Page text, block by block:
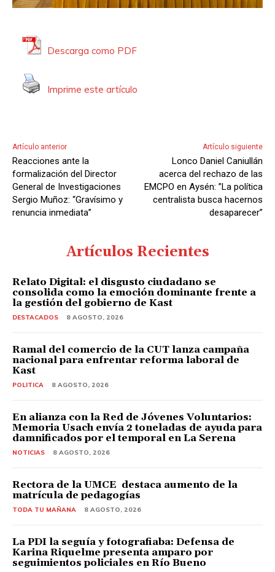
Descarga como PDF
Imprime este artículo
Artículo anterior
Reacciones ante la
formalización del Director
General de Investigaciones
Sergio Muñoz: “Gravísimo y
renuncia inmediata”
Artículo siguiente
Lonco Daniel Caniullán
acerca del rechazo de las
EMCPO en Aysén: ”La política
centralista busca hacernos
desaparecer”
Artículos Recientes
Relato Digital: el disgusto ciudadano se
consolida como la emoción dominante frente a
la gestión del gobierno de Kast
DESTACADOS 8 AGOSTO, 2026
Ramal del comercio de la CUT lanza campaña
nacional para enfrentar reforma laboral de
Kast
POLITICA 8 AGOSTO, 2026
En alianza con la Red de Jóvenes Voluntarios:
Memoria Usach envía 2 toneladas de ayuda para
damnificados por el temporal en La Serena
NOTICIAS 8 AGOSTO, 2026
Rectora de la UMCE destaca aumento de la
matrícula de pedagogías
TODA TU MAÑANA 8 AGOSTO, 2026
La PDI la seguía y fotografiaba: Defensa de
Karina Riquelme presenta amparo por
seguimientos policiales en Río Bueno